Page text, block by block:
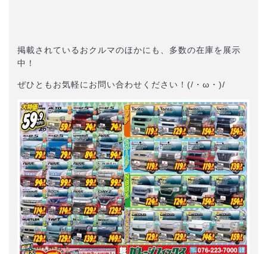
掲載されているおクルマのほかにも、多数の在庫を展示
中！
ぜひともお気軽にお問い合わせください！(/・ω・)/